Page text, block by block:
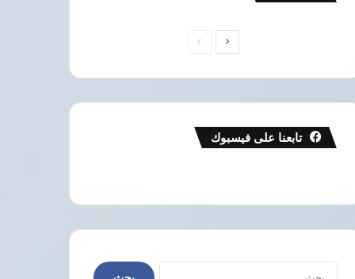
الصفحةالصفحة
تابعنا على فيسبوك
البحث